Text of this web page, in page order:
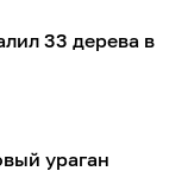
33 дерева в
ураган